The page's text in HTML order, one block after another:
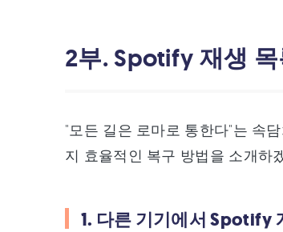
2부. Spotify 재생
"모든 길은 로마로 통한다"는 속
지 효율적인 복구 방법을 소개하
1. 다른 기기에서 Spotify